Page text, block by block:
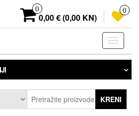
0
0,00 € (0,00 KN)
0
KRENI